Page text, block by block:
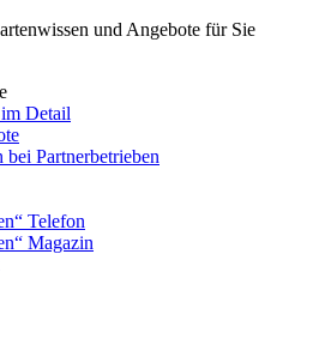
und Angebote für Sie
Detail
bei Partnerbetrieben
Telefon
Magazin